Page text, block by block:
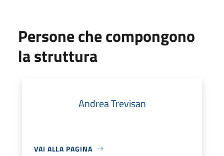
Persone che compongono
la struttura
Andrea Trevisan
VAI ALLA PAGINA